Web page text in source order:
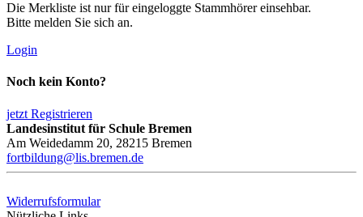
Die Merkliste ist nur für eingeloggte Stammhörer einsehbar.
Bitte melden Sie sich an.
Login
Noch kein Konto?
jetzt Registrieren
Landesinstitut für Schule Bremen
Am Weidedamm 20, 28215 Bremen
fortbildung@lis.bremen.de
Widerrufsformular